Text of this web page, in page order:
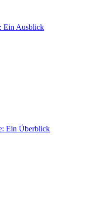
Ein Ausblick
Ein Überblick